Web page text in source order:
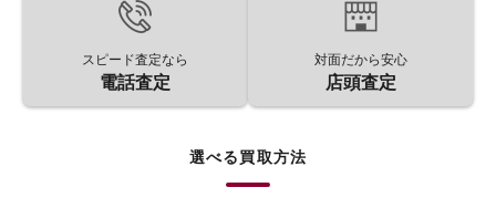
スピード査定なら
電話査定
対面だから安心
店頭査定
選べる買取方法